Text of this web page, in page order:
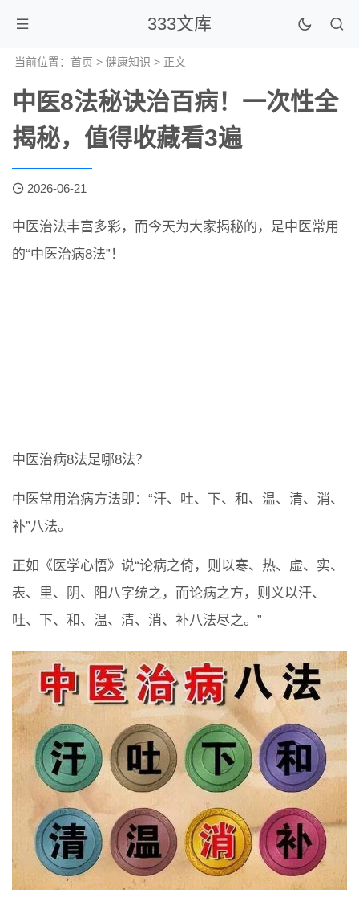
333文库
当前位置： 首页 > 健康知识 > 正文
中医8法秘诀治百病！一次性全
揭秘，值得收藏看3遍
2026-06-21
中医治法丰富多彩，而今天为大家揭秘的，是中医常用
的“中医治病8法”！
中医治病8法是哪8法？
中医常用治病方法即：“汗、吐、下、和、温、清、消、
补”八法。
正如《医学心悟》说“论病之倚，则以寒、热、虚、实、
表、里、阴、阳八字统之，而论病之方，则义以汗、
吐、下、和、温、清、消、补八法尽之。”